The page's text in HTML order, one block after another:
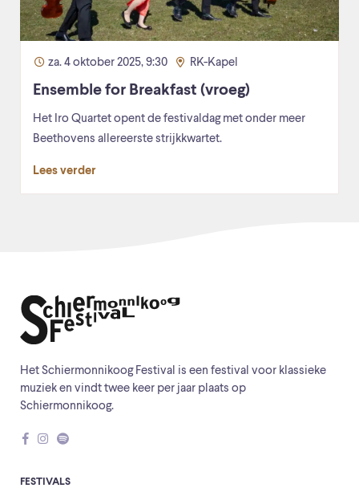
za. 4 oktober 2025, 9:30 RK-Kapel
Ensemble for Breakfast (vroeg)
Het Iro Quartet opent de festivaldag met onder meer
Beethovens allereerste strijkkwartet.
Lees verder
Het Schiermonnikoog Festival is een festival voor klassieke
muziek en vindt twee keer per jaar plaats op
Schiermonnikoog.
FESTIVALS